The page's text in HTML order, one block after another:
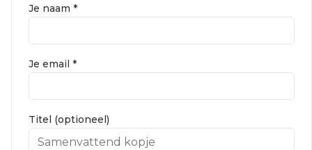
Je naam *
Je email *
Titel (optioneel)